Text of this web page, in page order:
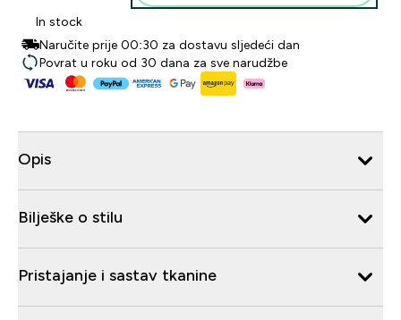
In stock
Naručite prije 00:30 za dostavu sljedeći dan
Povrat u roku od 30 dana za sve narudžbe
Opis
Bilješke o stilu
Pristajanje i sastav tkanine